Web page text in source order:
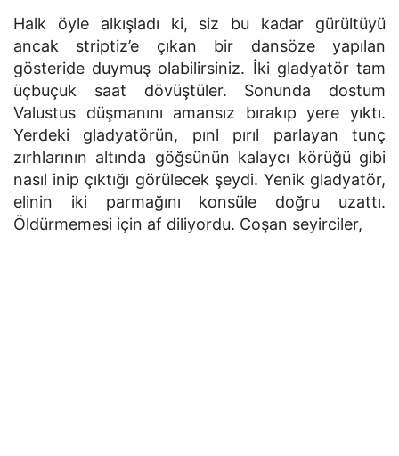
Halk öyle alkışladı ki, siz bu kadar gürültüyü
ancak striptiz’e çıkan bir dansöze yapılan
gösteride duymuş olabilirsiniz. İki gladyatör tam
üçbuçuk saat dövüştüler. Sonunda dostum
Valustus düşmanını amansız bırakıp yere yıktı.
Yerdeki gladyatörün, pınl pırıl parlayan tunç
zırhlarının altında göğsünün kalaycı körüğü gibi
nasıl inip çıktığı görülecek şeydi. Yenik gladyatör,
elinin iki parmağını konsüle doğru uzattı.
Öldürmemesi için af diliyordu. Coşan seyirciler,